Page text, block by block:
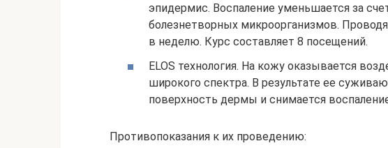
эпидермис. Воспаление уменьшается за
болезнетворных микроорганизмов.
в неделю. Курс составляет 8 посещений.
ELOS технология. На кожу оказывается
широкого спектра. В результате ее
поверхность дермы и снимается
Противопоказания к их проведению: